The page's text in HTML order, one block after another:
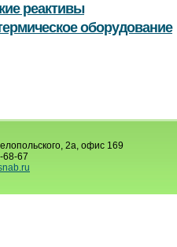
реактивы
оборудование
2а, офис 169
68-67